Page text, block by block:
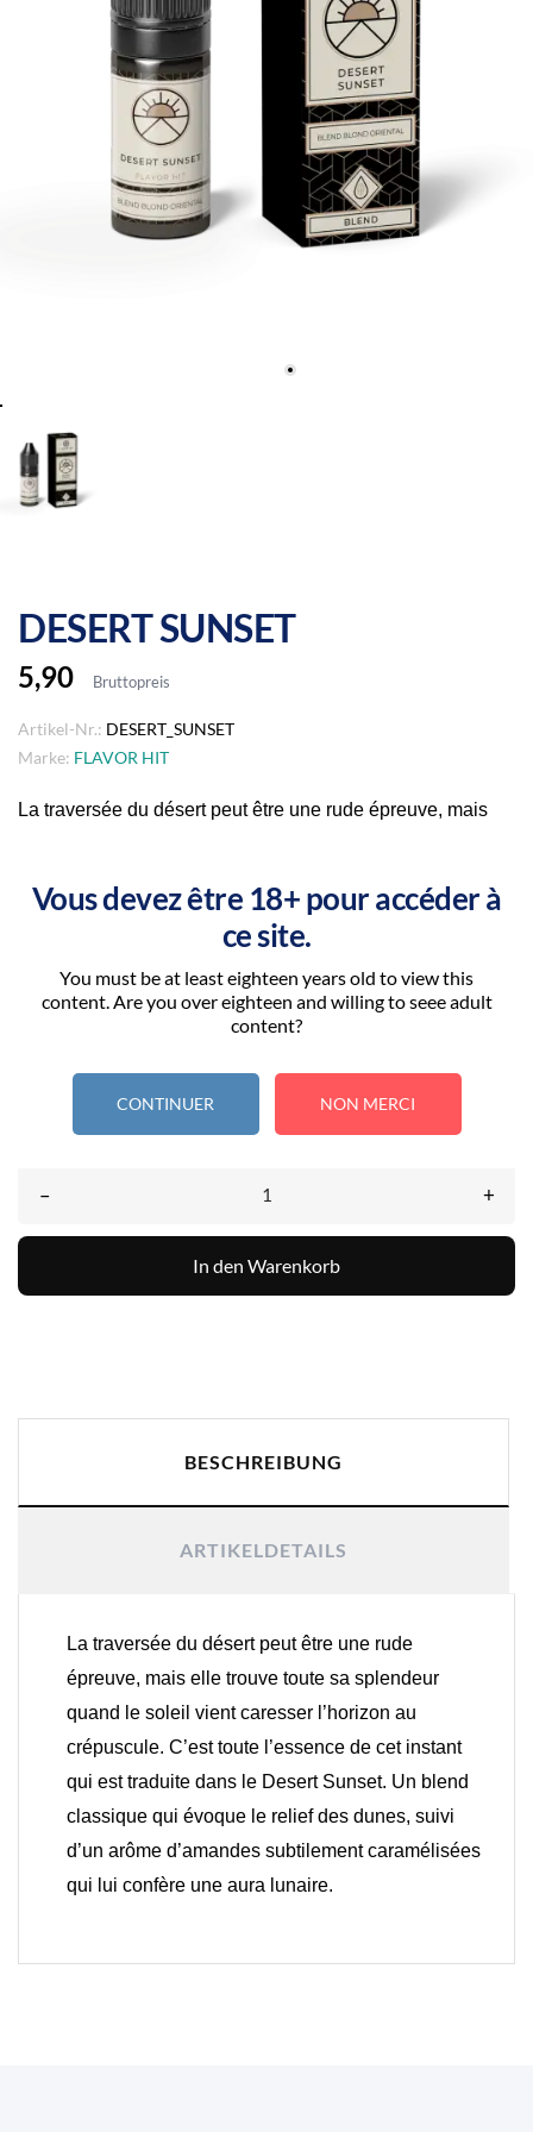
Vous devez être 18+ pour accéder à
ce site.
You must be at least eighteen years old to view this
content. Are you over eighteen and willing to seee adult
content?
CONTINUER NON MERCI
DESERT SUNSET
5,90 Bruttopreis
Artikel-Nr.: DESERT_SUNSET
Marke: FLAVOR HIT
La traversée du désert peut être une rude épreuve, mais
cet instant qui est traduite dans le Desert Sunset. Un blend
classique qui évoque le relief des dunes, suivi d’un arôme
d’amandes subtilement caramélisées qui lui confère une
aura lunaire.
– +
In den Warenkorb
BESCHREIBUNG
ARTIKELDETAILS
La traversée du désert peut être une rude
épreuve, mais elle trouve toute sa splendeur
quand le soleil vient caresser l’horizon au
crépuscule. C’est toute l’essence de cet instant
qui est traduite dans le Desert Sunset. Un blend
classique qui évoque le relief des dunes, suivi
d’un arôme d’amandes subtilement caramélisées
qui lui confère une aura lunaire.